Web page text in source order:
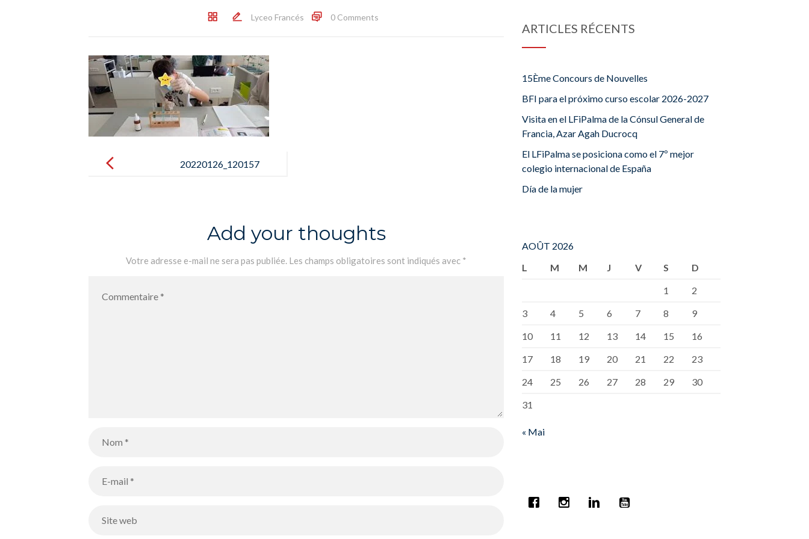
Lyceo Francés 0 Comments
navigation
20220126_120157
Add your thoughts
Votre adresse e-mail ne sera pas publiée. Les champs obligatoires sont indiqués avec *
ARTICLES RÉCENTS
15Ème Concours de Nouvelles
BFI para el próximo curso escolar 2026-2027
Visita en el LFiPalma de la Cónsul General de
Francia, Azar Agah Ducrocq
El LFiPalma se posiciona como el 7º mejor
colegio internacional de España
Día de la mujer
AOÛT 2026
L
M M J V S
D
1
2
3
4 5 6 7 8
9
10
11 12 13 14 15
16
17
18 19 20 21 22
23
24
25 26 27 28 29
30
31
« Mai